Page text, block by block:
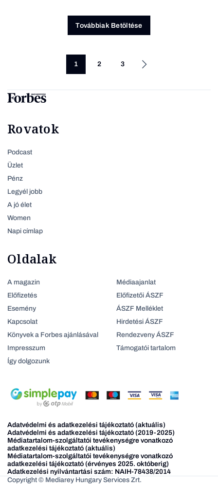
Továbbiak Betöltése
1 2 3
Rovatok
Podcast
Üzlet
Pénz
Legyél jobb
A jó élet
Women
Napi címlap
Oldalak
A magazin
Előfizetés
Esemény
Kapcsolat
Könyvek a Forbes ajánlásával
Impresszum
Így dolgozunk
Médiaajanlat
Előfizetői ÁSZF
ÁSZF Melléklet
Hirdetési ÁSZF
Rendezveny ÁSZF
Támogatói tartalom
Adatvédelmi és adatkezelési tájékoztató (aktuális)
Adatvédelmi és adatkezelési tájékoztató (2019-2025)
Médiatartalom-szolgáltatói tevékenységre vonatkozó
adatkezelési tájékoztató (aktuális)
Médiatartalom-szolgáltatói tevékenységre vonatkozó
adatkezelési tájékoztató (érvényes 2025. októberig)
Adatkezelési nyilvántartási szám: NAIH-78438/2014
Copyright © Mediarey Hungary Services Zrt.